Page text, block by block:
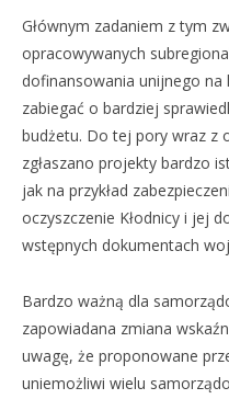
Głównym zadaniem z tym
opracowywanych
dofinansowania unijnego na
zabiegać o bardziej
budżetu. Do tej pory wraz z
zgłaszano projekty bardzo
jak na przykład
oczyszczenie Kłodnicy i jej
wstępnych dokumentach
Bardzo ważną dla
zapowiadana zmiana
uwagę, że proponowane
uniemożliwi wielu